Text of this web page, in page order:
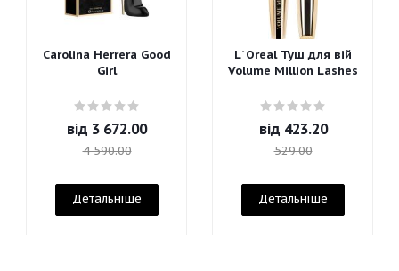
Carolina Herrera Good
Girl
від 3 672.00
4 590.00
Детальніше
L`Oreal Туш для вій
Volume Million Lashes
від 423.20
529.00
Детальніше